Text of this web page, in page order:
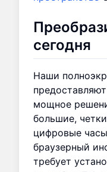
сегодня
Наши
мощное
большие,
цифровые
браузерный
требует